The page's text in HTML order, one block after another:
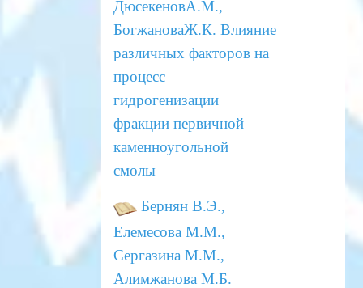
ДюсекеновА.М.,
БогжановаЖ.К. Влияние
различных факторов на
процесс
гидрогенизации
фракции первичной
каменноугольной
смолы
Бернян В.Э.,
Елемесова М.М.,
Сергазина М.М.,
Алимжанова М.Б.